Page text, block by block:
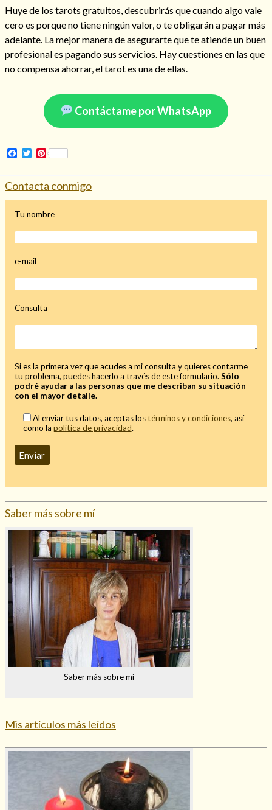
Hechizo de alejamiento
Tu consulta al tarot
Alejamiento
(208)
(145)
Cómo recuperar a mi ex
Hechizo de amor(593)
Infidelidad(104)
Oraciones(3)
Rituales(72)
Tarot online(372)
Mi rincón
Mi Blog
¿Qué es el tarot?
Huye de los tarots gratuitos, descubrirás que cuando algo vale
cero es porque no tiene ningún valor, o te obligarán a pagar más
adelante. La mejor manera de asegurarte que te atiende un buen
profesional es pagando sus servicios. Hay cuestiones en las que
no compensa ahorrar, el tarot es una de ellas.
Contáctame por WhatsApp
Facebook
TwitterPinterest
Contacta conmigo
Tu nombre
e-mail
Consulta
Si es la primera vez que acudes a mi consulta y quieres contarme
tu problema, puedes hacerlo a través de este formulario.Sólo
podré ayudar a las personas que me describan su situación
con el mayor detalle.
Al enviar tus datos, aceptas lostérminos y condiciones, así
como la política de privacidad.
Saber más sobre mí
Saber más sobre mí
Mis artículos más leídos